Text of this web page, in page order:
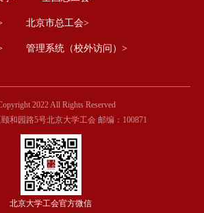
北京市总工会>
管理系统（校外访问）>
2022 All Rights Reserved
和园路5号北京大学工会 邮编：100871
北京大学工会官方微信